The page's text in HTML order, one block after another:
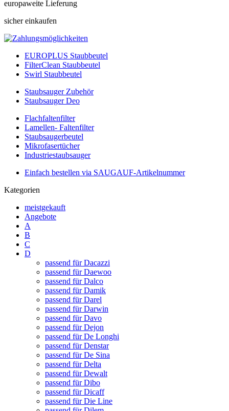
europaweite Lieferung
sicher einkaufen
EUROPLUS Staubbeutel
FilterClean Staubbeutel
Swirl Staubbeutel
Staubsauger Zubehör
Staubsauger Deo
Flachfaltenfilter
Lamellen- Faltenfilter
Staubsaugerbeutel
Mikrofasertücher
Industriestaubsauger
Einfach bestellen via SAUGAUF-Artikelnummer
Kategorien
meistgekauft
Angebote
A
B
C
D
passend für Dacazzi
passend für Daewoo
passend für Dalco
passend für Damik
passend für Darel
passend für Darwin
passend für Davo
passend für Dejon
passend für De Longhi
passend für Denstar
passend für De Sina
passend für Delta
passend für Dewalt
passend für Dibo
passend für Dicaff
passend für Die Line